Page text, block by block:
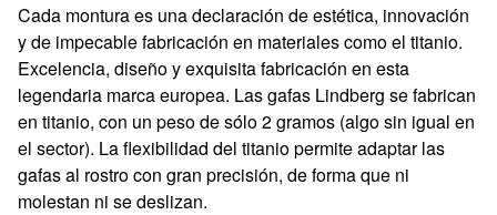
Cada montura es una declaración de estética, innovación
y de impecable fabricación en materiales como el titanio.
Excelencia, diseño y exquisita fabricación en esta
legendaria marca europea. Las gafas Lindberg se fabrican
en titanio, con un peso de sólo 2 gramos (algo sin igual en
el sector). La flexibilidad del titanio permite adaptar las
gafas al rostro con gran precisión, de forma que ni
molestan ni se deslizan.